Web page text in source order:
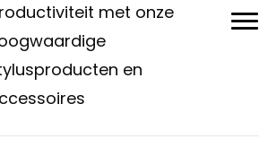
met onze
en